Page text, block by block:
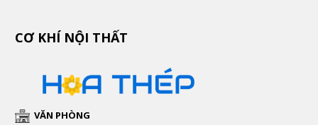
CƠ KHÍ NỘI THẤT
VĂN PHÒNG